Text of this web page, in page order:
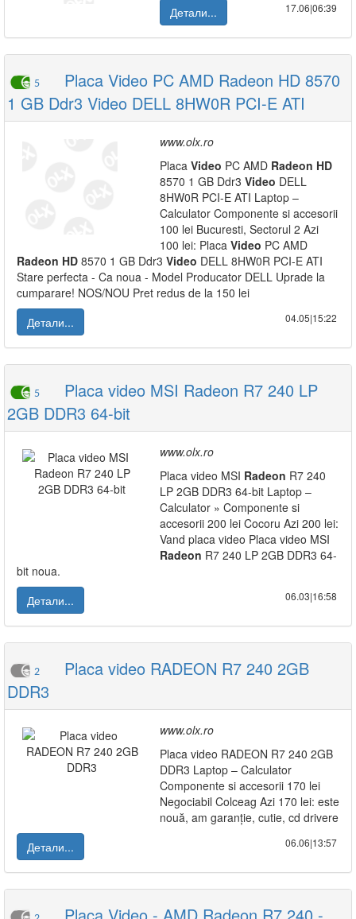
Детали...
17.06|06:39
5
Placa Video PC AMD Radeon HD 8570
1 GB Ddr3 Video DELL 8HW0R PCI-E ATI
www.olx.ro
Placa Video PC AMD Radeon HD
8570 1 GB Ddr3 Video DELL
8HW0R PCI-E ATI Laptop –
Calculator Componente si accesorii
100 lei Bucuresti, Sectorul 2 Azi
100 lei: Placa Video PC AMD
Radeon HD 8570 1 GB Ddr3 Video DELL 8HW0R PCI-E ATI
Stare perfecta - Ca noua - Model Producator DELL Uprade la
cumparare! NOS/NOU Pret redus de la 150 lei
Детали...
04.05|15:22
5
Placa video MSI Radeon R7 240 LP
2GB DDR3 64-bit
www.olx.ro
Placa video MSI Radeon R7 240
LP 2GB DDR3 64-bit Laptop –
Calculator » Componente si
accesorii 200 lei Cocoru Azi 200 lei:
Vand placa video Placa video MSI
Radeon R7 240 LP 2GB DDR3 64-
bit noua.
Детали...
06.03|16:58
2
Placa video RADEON R7 240 2GB
DDR3
www.olx.ro
Placa video RADEON R7 240 2GB
DDR3 Laptop – Calculator
Componente si accesorii 170 lei
Negociabil Colceag Azi 170 lei: este
nouă, am garanție, cutie, cd drivere
Детали...
06.06|13:57